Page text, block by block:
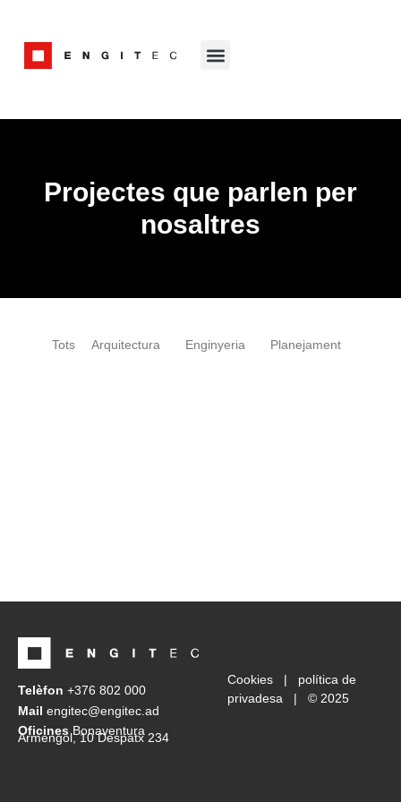
Projectes que parlen per
nosaltres
Tots Arquitectura Enginyeria Planejament
Telèfon +376 802 000
Mail engitec@engitec.ad
OficinesBonaventura
Armengol, 10 Despatx 234
Cookies | política de
privadesa | © 2025